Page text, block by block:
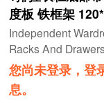
度板 铁框架 120*40.15*180cm 复古棕面板 黑色框架
N001
Independent
Racks And
您尚未登录，登
息。